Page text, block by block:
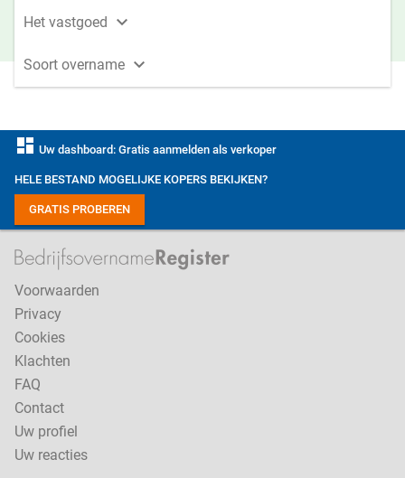
Het vastgoed 
Soort overname 
dashboard Uw dashboard: Gratis aanmelden als verkoper
HELE BESTAND MOGELIJKE KOPERS BEKIJKEN?
GRATIS PROBEREN
Voorwaarden
Privacy
Cookies
Klachten
FAQ
Contact
Uw profiel
Uw reacties